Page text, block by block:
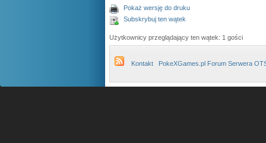
Pokaż wersję do druku
Subskrybuj ten wątek
Użytkownicy przeglądający ten wątek: 1 gości
Kontakt PokeXGames.pl Forum Serwera